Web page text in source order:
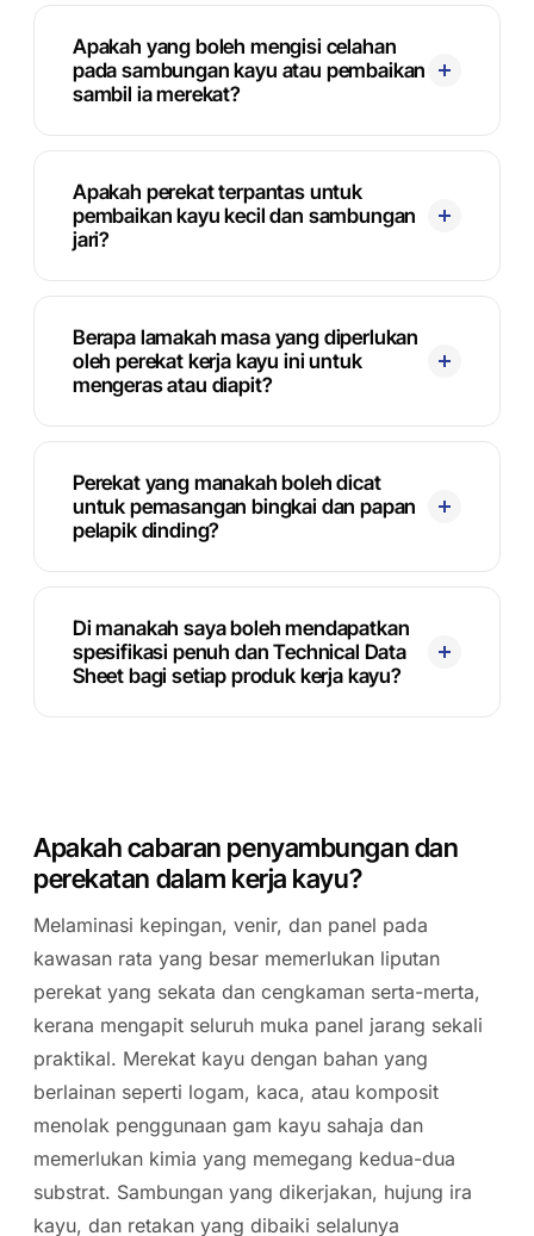
Apakah yang boleh mengisi celahan
pada sambungan kayu atau pembaikan
sambil ia merekat?
Apakah perekat terpantas untuk
pembaikan kayu kecil dan sambungan
jari?
Berapa lamakah masa yang diperlukan
oleh perekat kerja kayu ini untuk
mengeras atau diapit?
Perekat yang manakah boleh dicat
untuk pemasangan bingkai dan papan
pelapik dinding?
Di manakah saya boleh mendapatkan
spesifikasi penuh dan Technical Data
Sheet bagi setiap produk kerja kayu?
Apakah cabaran penyambungan dan
perekatan dalam kerja kayu?
Melaminasi kepingan, venir, dan panel pada
kawasan rata yang besar memerlukan liputan
perekat yang sekata dan cengkaman serta-merta,
kerana mengapit seluruh muka panel jarang sekali
praktikal. Merekat kayu dengan bahan yang
berlainan seperti logam, kaca, atau komposit
menolak penggunaan gam kayu sahaja dan
memerlukan kimia yang memegang kedua-dua
substrat. Sambungan yang dikerjakan, hujung ira
kayu, dan retakan yang dibaiki selalunya